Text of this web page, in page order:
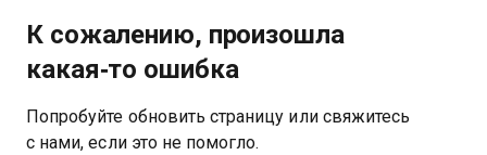
К сожалению, произошла
какая‑то ошибка
Попробуйте обновить страницу или свяжитесь
с нами, если это не помогло.